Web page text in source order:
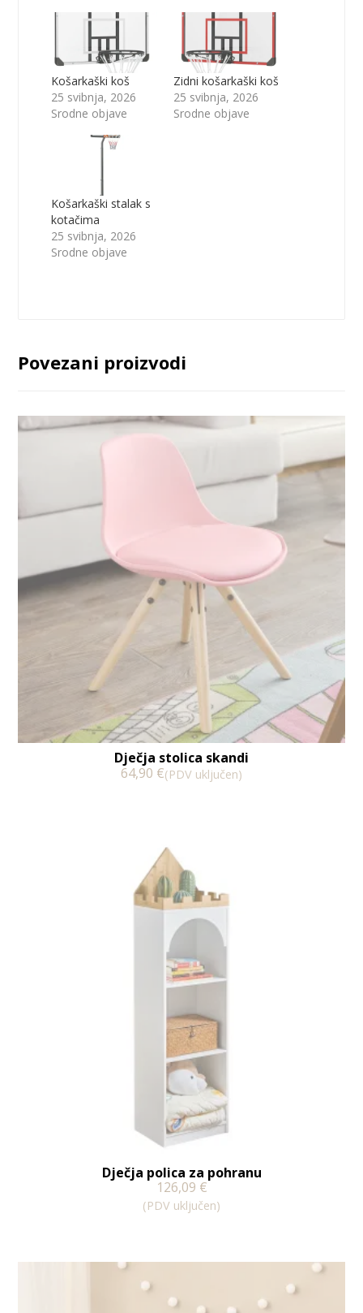
Košarkaški koš
25 svibnja, 2026
Srodne objave
Zidni košarkaški koš
25 svibnja, 2026
Srodne objave
Košarkaški stalak s
kotačima
25 svibnja, 2026
Srodne objave
Povezani proizvodi
Dječja stolica skandi
64,90 €(PDV uključen)
Dječja polica za pohranu
126,09 €
(PDV uključen)